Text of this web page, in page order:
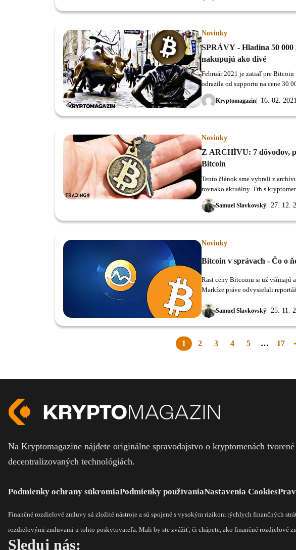
Novinky
SPRÁVY - Hladina 50
nakupujú ako divé
Kryptomagazin 16. 02. 2021
Február 2021 je zatiaľ pre
odrazila od supportu na cene 30
už klope na päťdesiattisícovú
Novinky
Z ARCHÍVU: 7 dôvodov,
Bitcoin
Samuel Slavkovský 27. 12.
Tento článok sme vybrali z
rovnako aktuálny.
Novinky
Bitcoin v správach - Čo o
Samuel Slavkovský 25. 11.
Rast ceny Bitcoinu si už všímajú
Markíze práve odvysielali
1 2 3 4 5 …
17
Na Kryptomagazine nájdete originálne spravodajstvo o kryptomenách
decentralizovaných technológiách.
Podmienky ochrany súkromiaPodmienky používaniaNastavenia Cookies
Finančné rozdielové zmluvy sú zložité nástroje a sú spojené s vysokým rizikom rýchlych finančných
rozdielovými zmluvami u tohto poskytovateľa. Mali by ste zvážiť, či chápete, ako finančné rozdielové
Sleduj nás: